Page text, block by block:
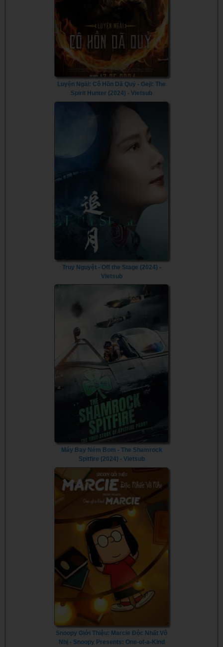
Luyện Ngải: Cô Hồn Dã Quỷ - Geji: The
Spirit Hunter (2024) - Vietsub
Truy Nguyệt - Off the Stage (2024) -
Vietsub
Máy Bay Ném Bom - The Shamrock
Spitfire (2024) - Vietsub
Snoopy Giới Thiệu: Marcie Độc Nhất Vô
Nhị - Snoopy Presents: One-of-a-Kind